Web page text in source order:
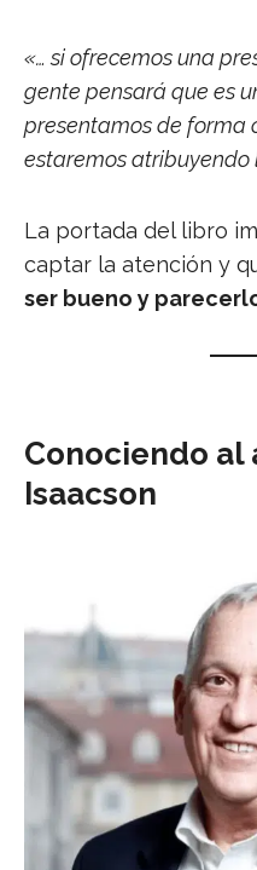
«… si ofrecemos una
gente pensará que es
presentamos de forma
estaremos
La portada del libro
captar la atención y
ser bueno y
Conociendo al
Isaacson